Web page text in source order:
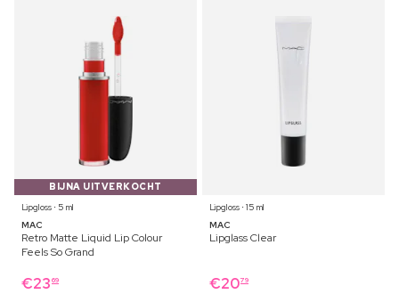
BIJNA UITVERKOCHT
Lipgloss ⋅ 5 ml
MAC
Retro Matte Liquid Lip Colour
Feels So Grand
€23 69
Lipgloss ⋅ 15 ml
MAC
Lipglass Clear
€2079